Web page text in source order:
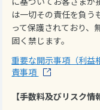
は一切その責任を負う
って保護されており、
固く禁じます。
重要な開示事項（利益
責事項
【手数料及びリスク情